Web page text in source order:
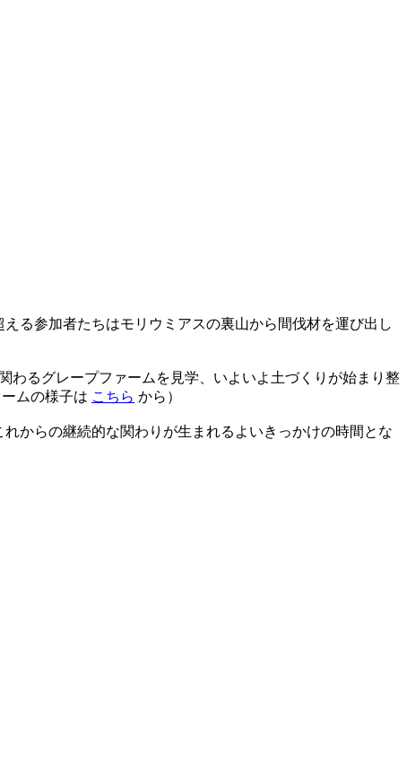
る参加者たちはモリウミアスの裏山から間伐材を運び出し
るグレープファームを見学、いよいよ土づくりが始まり整
ムの様子は こちら から）
からの継続的な関わりが生まれるよいきっかけの時間とな